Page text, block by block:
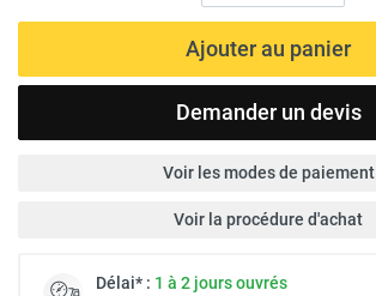
Ajouter au panier
Demander un devis
Voir les modes de paiement
Voir la procédure d'achat
Délai* : 1 à 2 jours ouvrés